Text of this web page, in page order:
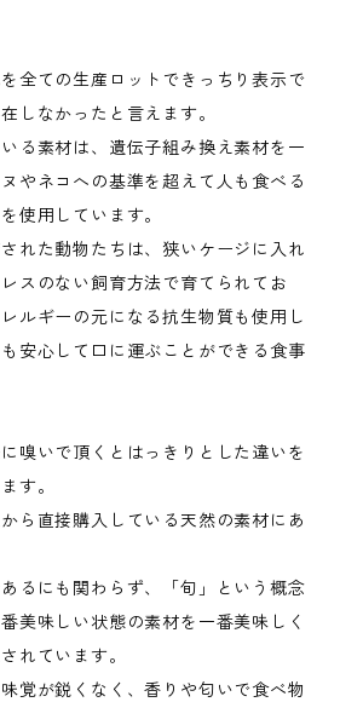
全ての生産ロットできっちり表示で
しなかったと言えます。
る素材は、遺伝子組み換え素材を一
やネコへの基準を超えて人も食べる
使用しています。
れた動物たちは、狭いケージに入れ
スのない飼育方法で育てられてお
ルギーの元になる抗生物質も使用し
安心して口に運ぶことができる食事
嗅いで頂くとはっきりとした違いを
す。
ら直接購入している天然の素材にあ
るにも関わらず、「旬」という概念
美味しい状態の素材を一番美味しく
れています。
覚が鋭くなく、香りや匂いで食べ物